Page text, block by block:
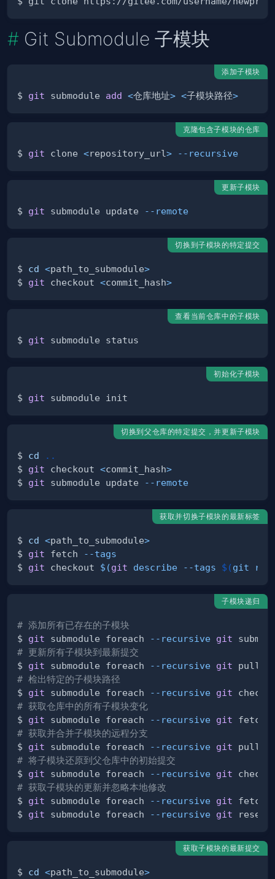
Git Submodule 子模块
添加子模块
$ git submodule add <仓库地址> <子模块路径>
克隆包含子模块的仓库
$ git clone <repository_url> --recursive
更新子模块
$ git submodule update --remote
切换到子模块的特定提交
$ cd <path_to_submodule>
$ git checkout <commit_hash>
查看当前仓库中的子模块
$ git
初始化子模块
$ git
切换到父仓库的特定提交，并更新子模块
$ cd
..
$ git checkout <commit_hash>
$ git submodule update --remote
获取并切换子模块的最新标签
$ cd <path_to_submodule>
$ git fetch
--tags
$ git checkout $(git describe --tags $(git
子模块递归
# 添加所有已存在的子模块
$ git submodule foreach --recursive git
# 更新所有子模块到最新提交
$ git submodule foreach --recursive git
# 检出特定的子模块路径
$ git submodule foreach --recursive git
# 获取仓库中的所有子模块变化
$ git submodule foreach --recursive git
# 获取并合并子模块的远程分支
$ git submodule foreach --recursive git pull
# 将子模块还原到父仓库中的初始提交
$ git submodule foreach --recursive git
# 获取子模块的更新并忽略本地修改
$ git submodule foreach --recursive git fetch
$ git submodule foreach --recursive git reset
获取子模块的最新提交
$ cd <path_to_submodule>